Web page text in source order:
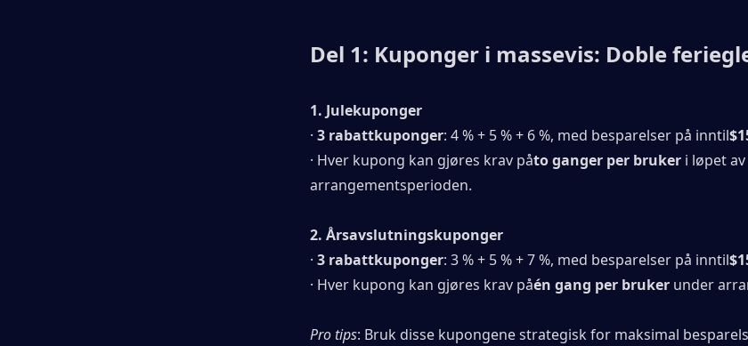
Del 1: Kuponger i massevis: Doble
1. Julekuponger
· 3 rabattkuponger: 4 % + 5 % + 6 %, med besparelser på inntil
· Hver kupong kan gjøres krav påto ganger per bruker i løpet av
arrangementsperioden.
2. Årsavslutningskuponger
· 3 rabattkuponger: 3 % + 5 % + 7 %, med besparelser på inntil
· Hver kupong kan gjøres krav påén gang per bruker under
Pro tips: Bruk disse kupongene strategisk for maksimal